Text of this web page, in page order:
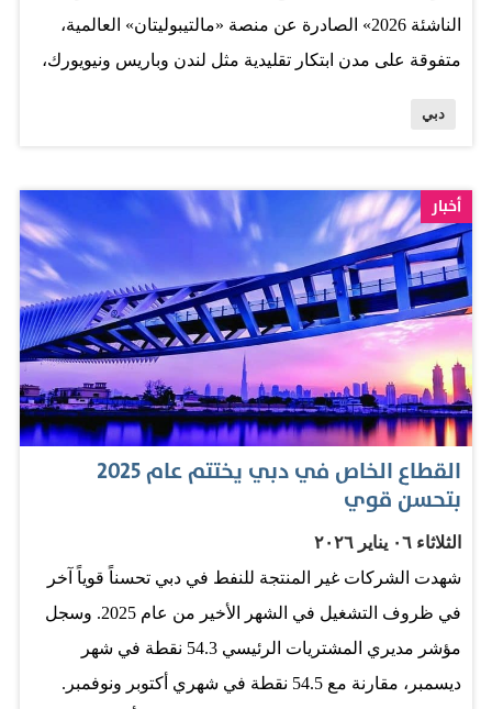
الناشئة 2026» الصادرة عن منصة «مالتيبوليتان» العالمية،
متفوقة على مدن ابتكار تقليدية مثل لندن وباريس ونيويورك،
وبنية تحتية رقمية متطورة، وسياسات مرنة تهدف إلى
استقطاب المواهب العالمية. واعتمد المؤشر على تقييم نظم
بيئية للشركات الناشئة في 60 دولة، وقيم 28 مدينة، وفق
خمسة معايير أساسية، تشمل نشاط الشركات الناشئة،
والاتصال الرقمي، وجاذبية المواهب الشابة، وجرأة الأعمال،
إضافة إلى جودة الحياة. وسجلت دبي أداء استثنائياً في كفاءة
الأطر التنظيمية وسرعة تأسيس الشركات، حيث يمكن
للمؤسسين إطلاق أعمالهم خلال أسبوع واحد، وهو معدل
يتفوق على كثير من المراكز العالمية الرائدة، كما برهنت
الإمارة على قدرتها في جذب المواهب الشابة والاحتفاظ بها،
من خلال الجمع بين التعليم الجيد، والأمان، والرعاية الصحية،
وتكلفة المعيشة المناسبة، ما أسهم في تحقيق أداء متفوق في
معيار «المواهب وجودة الحياة» مقارنة بطوكيو وباريس ولندن
ونيويورك. ورغم هذا الصعود القوي، يشير التقرير إلى أن
التحدي المقبل لدبي يكمن في زيادة عدد «الشركات المليارية»
دبي
أخبار
القطاع الخاص في دبي يختتم عام 2025
بتحسن قوي
الثلاثاء ٠٦ يناير ٢٠٢٦
شهدت الشركات غير المنتجة للنفط في دبي تحسناً قوياً آخر
في ظروف التشغيل في الشهر الأخير من عام 2025. وسجل
مؤشر مديري المشتريات الرئيسي 54.3 نقطة في شهر
ديسمبر، مقارنة مع 54.5 نقطة في شهري أكتوبر ونوفمبر.